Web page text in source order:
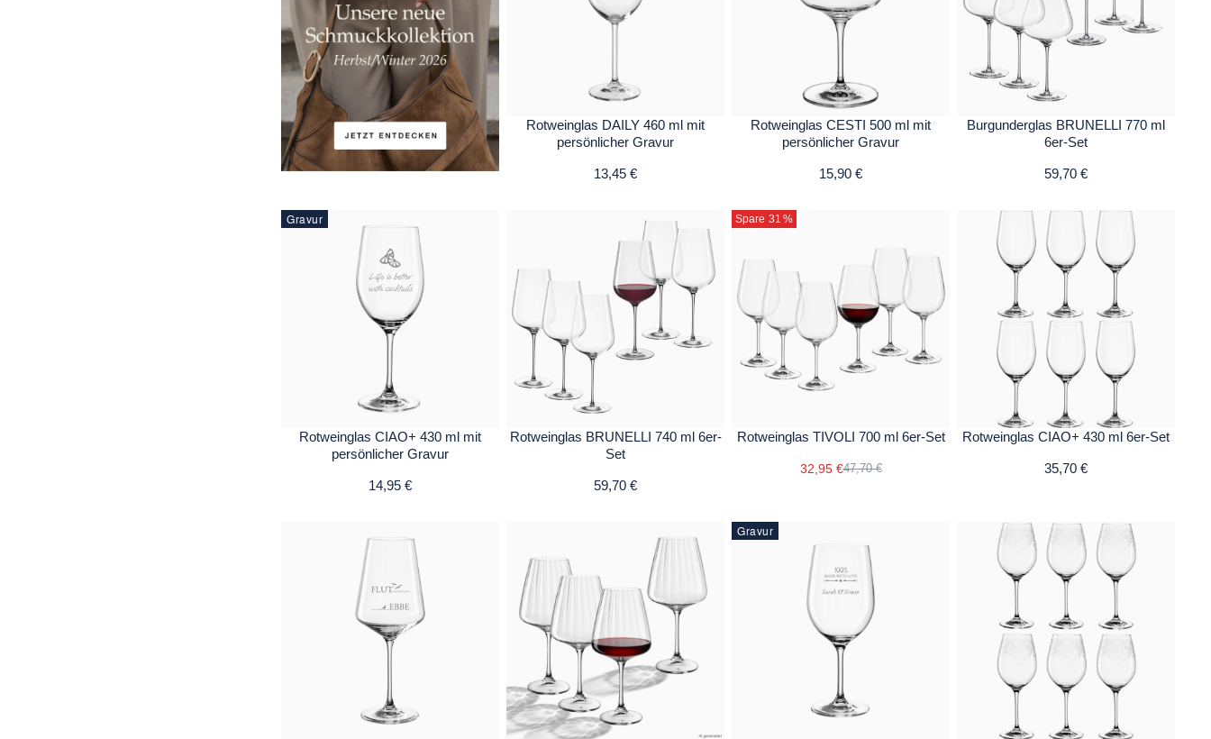
Rotweinglas DAILY 460 ml mit
persönlicher Gravur
13,45 €
Rotweinglas CESTI 500 ml mit
persönlicher Gravur
15,90 €
Burgunderglas BRUNELLI 770 ml
6er-Set
59,70 €
Gravur
Rotweinglas CIAO+ 430 ml mit
persönlicher Gravur
14,95 €
Rotweinglas BRUNELLI 740 ml 6er-
Set
59,70 €
Spare 31 %
Rotweinglas TIVOLI 700 ml 6er-Set
32,95 €47,70 €
Rotweinglas CIAO+ 430 ml 6er-Set
35,70 €
Gravur